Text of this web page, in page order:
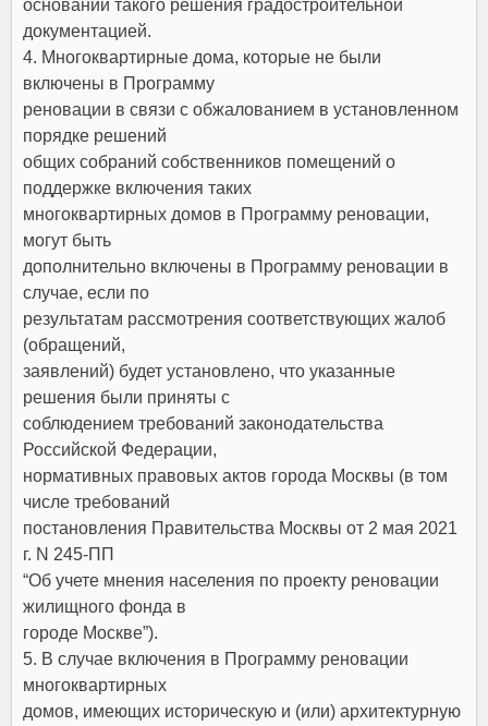
основании такого решения градостроительной
документацией.
4. Многоквартирные дома, которые не были
включены в Программу
реновации в связи с обжалованием в установленном
порядке решений
общих собраний собственников помещений о
поддержке включения таких
многоквартирных домов в Программу реновации,
могут быть
дополнительно включены в Программу реновации в
случае, если по
результатам рассмотрения соответствующих жалоб
(обращений,
заявлений) будет установлено, что указанные
решения были приняты с
соблюдением требований законодательства
Российской Федерации,
нормативных правовых актов города Москвы (в том
числе требований
постановления Правительства Москвыот 2 мая 2021
г. N 245-ПП
“Об учете мнения населения по проекту реновации
жилищного фонда в
городе Москве”).
5. В случае включения в Программу реновации
многоквартирных
домов, имеющих историческую и (или) архитектурную